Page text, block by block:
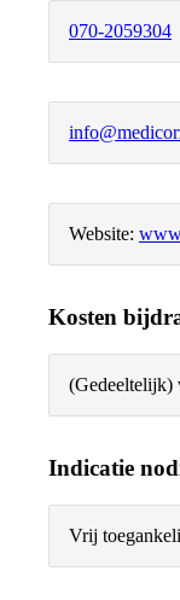
070-2059304
Website:
Kosten
(Gedeeltelijk)
Indicatie
Vrij